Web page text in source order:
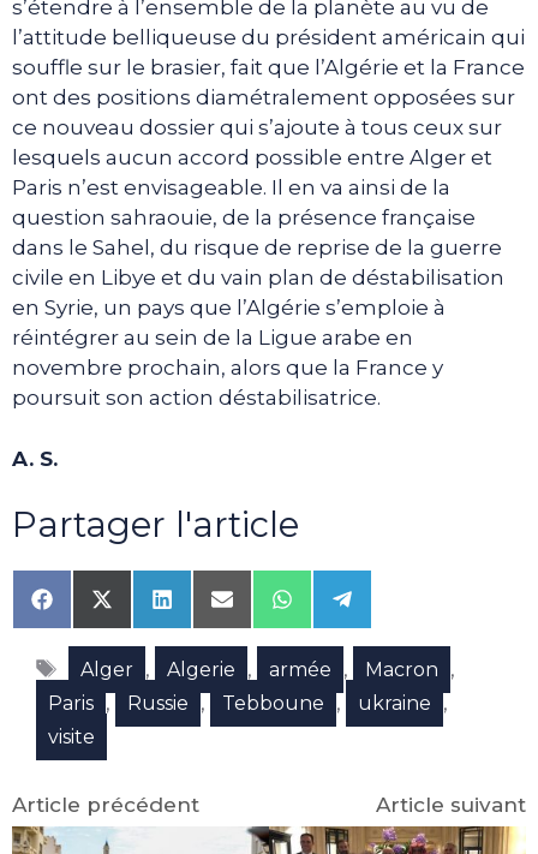
s’étendre à l’ensemble de la planète au vu de
l’attitude belliqueuse du président américain qui
souffle sur le brasier, fait que l’Algérie et la France
ont des positions diamétralement opposées sur
ce nouveau dossier qui s’ajoute à tous ceux sur
lesquels aucun accord possible entre Alger et
Paris n’est envisageable. Il en va ainsi de la
question sahraouie, de la présence française
dans le Sahel, du risque de reprise de la guerre
civile en Libye et du vain plan de déstabilisation
en Syrie, un pays que l’Algérie s’emploie à
réintégrer au sein de la Ligue arabe en
novembre prochain, alors que la France y
poursuit son action déstabilisatrice.
A. S.
Partager l'article
Share
on
Facebook
Share
on
X
(Twitter)
Share
on
LinkedIn
Share
on
Email
Share
on
WhatsApp
Share
on
Telegram
Étiquettes
Alger , Algerie , armée , Macron ,
Paris , Russie , Tebboune , ukraine ,
visite
Article précédent Article suivant